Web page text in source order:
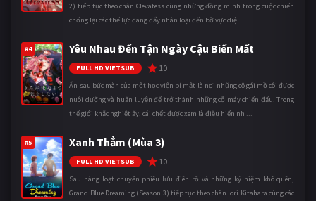
2) tiếp tục theo chân Clevatess cùng những đồng minh trong cuộc chiến
chống lại các thế lực đang đẩy nhân loại đến bờ vực diệ ...
#4 Yêu Nhau Đến Tận Ngày Cậu Biến Mất
FULL HD VIETSUB 10
Ẩn sau bức màn của một học viện bí mật là nơi những cô gái mồ côi được
nuôi dưỡng và huấn luyện để trở thành những cỗ máy chiến đấu. Trong
thế giới khắc nghiệt ấy, cái chết được xem là điều hiển nh ...
#5 Xanh Thẳm (Mùa 3)
FULL HD VIETSUB 10
Sau hàng loạt chuyến phiêu lưu điên rồ và những kỷ niệm khó quên,
Grand Blue Dreaming (Season 3) tiếp tục theo chân Iori Kitahara cùng các